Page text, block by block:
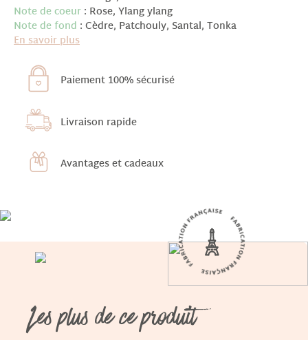
Note de coeur : Rose, Ylang ylang
Note de fond : Cèdre, Patchouly, Santal, Tonka
En savoir plus
Paiement 100% sécurisé
Livraison rapide
Avantages et cadeaux
Les plus de ce produit